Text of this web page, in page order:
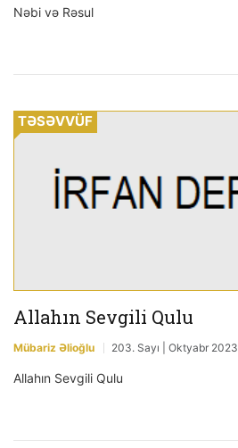
Nəbi və Rəsul
TƏSƏVVÜF
Allahın Sevgili Qulu
Mübariz Əlioğlu 203. Sayı | Oktyabr 2023
Allahın Sevgili Qulu